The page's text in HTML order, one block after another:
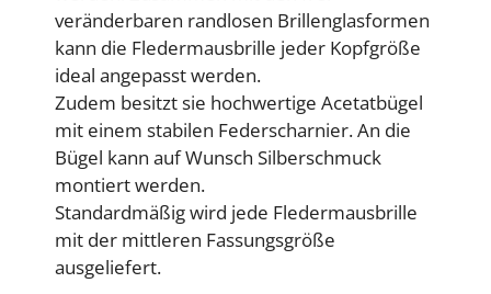
veränderbaren randlosen Brillenglasformen
kann die Fledermausbrille jeder Kopfgröße
ideal angepasst werden.
Zudem besitzt sie hochwertige Acetatbügel
mit einem stabilen Federscharnier. An die
Bügel kann auf Wunsch Silberschmuck
montiert werden.
Standardmäßig wird jede Fledermausbrille
mit der mittleren Fassungsgröße
ausgeliefert.